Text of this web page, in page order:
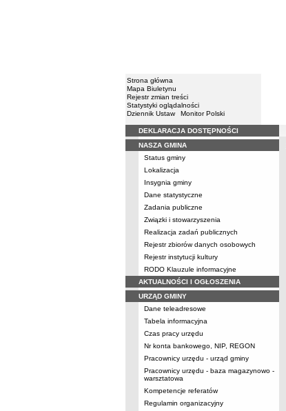
Strona główna
Mapa Biuletynu
Rejestr zmian treści
Statystyki oglądalności
Dziennik Ustaw
Monitor Polski
Menu
DEKLARACJA DOSTĘPNOŚCI
NASZA GMINA
Status gminy
Lokalizacja
Insygnia gminy
Dane statystyczne
Zadania publiczne
Związki i stowarzyszenia
Realizacja zadań publicznych
Rejestr zbiorów danych osobowych
Rejestr instytucji kultury
RODO Klauzule informacyjne
AKTUALNOŚCI I OGŁOSZENIA
URZĄD GMINY
Dane teleadresowe
Tabela informacyjna
Czas pracy urzędu
Nr konta bankowego, NIP, REGON
Pracownicy urzędu - urząd gminy
Pracownicy urzędu - baza magazynowo -
warsztatowa
Kompetencje referatów
Regulamin organizacyjny